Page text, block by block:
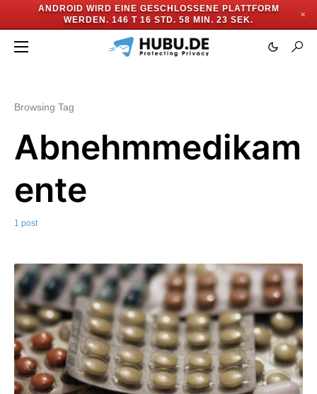
ANDROID WIRD EINE GESCHLOSSENE PLATTFORM
WERDEN. 146 T 16 STD. 58 MIN. 23 SEK.
✕
Browsing Tag
Abnehmmedikam
ente
1 post